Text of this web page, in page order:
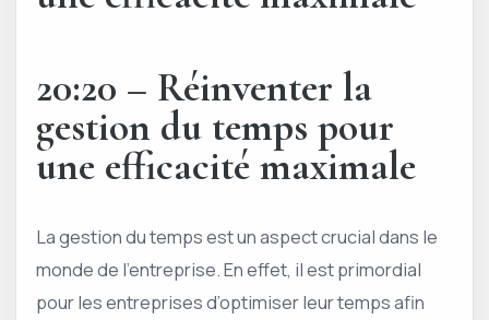
20:20 – Réinventer la
gestion du temps pour
une efficacité maximale
La gestion du temps est un aspect crucial dans le
monde de l’entreprise. En effet, il est primordial
pour les entreprises d’optimiser leur temps afin